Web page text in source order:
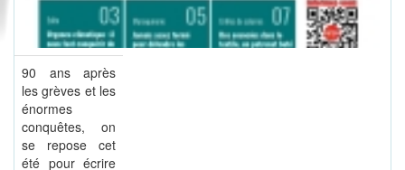
90 ans après
les grèves et les
énormes
conquêtes, on
se repose cet
été pour écrire